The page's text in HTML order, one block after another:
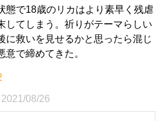
態で18歳のリカはより素早く残虐
してしまう。祈りがテーマらしい
に救いを見せるかと思ったら混じ
意で締めてきた。
2021/08/26